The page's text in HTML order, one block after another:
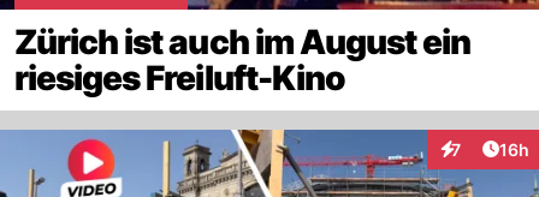
Zürich ist auch im August ein
riesiges Freiluft-Kino
7 16h